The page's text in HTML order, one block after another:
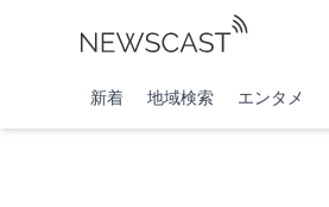
新着 地域検索 エンタメ